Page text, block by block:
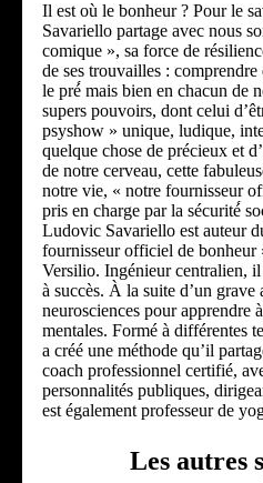
Il est où le bonheur ? Pour le
Savariello partage avec nous
comique », sa force de
de ses trouvailles : comprendre
le pré́ mais bien en chacun de
supers pouvoirs, dont celui
psyshow » unique, ludique,
quelque chose de précieux et
de notre cerveau, cette
notre vie, « notre fournisseur
pris en charge par la sécurité́
Ludovic Savariello est auteur
fournisseur officiel de
Versilio. Ingénieur centralien,
à succès. À la suite d’un grave
neurosciences pour apprendre
mentales. Formé à différentes
a créé une méthode qu’il
coach professionnel certifié,
personnalités publiques,
est également professeur de
Les autres